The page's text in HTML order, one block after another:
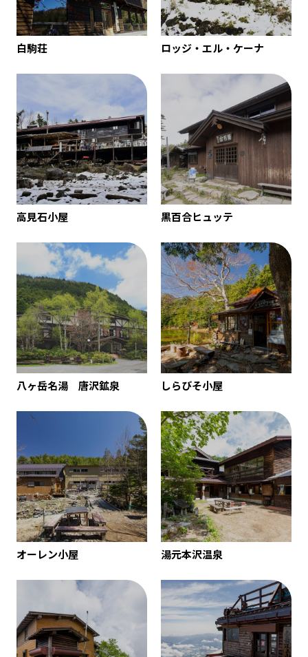
白駒荘 ロッジ・エル・ケーナ
高見石小屋 黒百合ヒュッテ
八ヶ岳名湯 唐沢鉱泉 しらびそ小屋
オーレン小屋 湯元本沢温泉